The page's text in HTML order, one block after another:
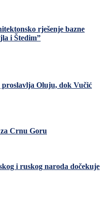
rješenje bazne
i Štedim”
Oluju, dok Vučić
Crnu Goru
i ruskog naroda dočekuje